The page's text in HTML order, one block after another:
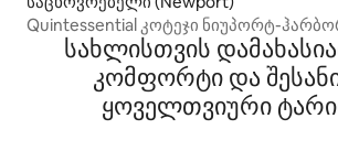
Quintessential კოტეჯი ნიუპორტ-
სახლისთვის
კომფორტი და
ყოველთვიური